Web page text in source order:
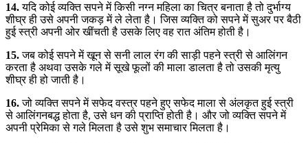
14.यदि कोई व्यक्ति सपने में किसी नग्न महिला का चित्र बनाता है तो दुर्भाग्य
शीघ्र ही उसे अपनी जकड़ में ले लेता है। जिस व्यक्ति को सपने में सुअर पर बैठी
हुई स्त्री अपनी ओर खींचती है उसके लिए वह रात अंतिम होती है।
15.जब कोई सपने में खून से सनी लाल रंग की साड़ी पहने स्त्री से आलिंगन
करता है अथवा उसके गले में सूखे फूलों की माला डालता है तो उसकी मृत्यु
शीघ्र ही हो जाती है।
16.जो व्यक्ति सपने में सफेद वस्त्र पहने हुए सफेद माला से अंलकृत हुई स्त्री
से आलिंगनबद्ध होता है, उसे धन की प्राप्ति होती है। और जो व्यक्ति सपने में
अपनी प्रेमिका से गले मिलता है उसे शुभ समाचार मिलता है।